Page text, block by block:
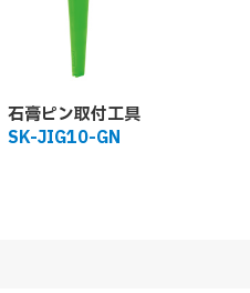
石膏ピン取付工具
SK-JIG10-GN